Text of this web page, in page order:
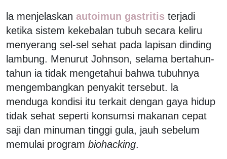
la menjelaskan autoimun gastritis terjadi
ketika sistem kekebalan tubuh secara keliru
menyerang sel-sel sehat pada lapisan dinding
lambung. Menurut Johnson, selama bertahun-
tahun ia tidak mengetahui bahwa tubuhnya
mengembangkan penyakit tersebut. la
menduga kondisi itu terkait dengan gaya hidup
tidak sehat seperti konsumsi makanan cepat
saji dan minuman tinggi gula, jauh sebelum
memulai program biohacking.